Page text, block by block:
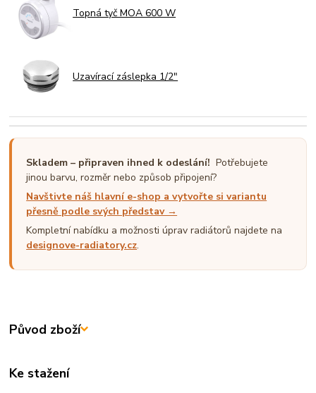
Topná tyč MOA 600 W
Uzavírací záslepka 1/2"
Skladem – připraven ihned k odeslání! Potřebujete
jinou barvu, rozměr nebo způsob připojení?
Navštivte náš hlavní e-shop a vytvořte si variantu
přesně podle svých představ →
Kompletní nabídku a možnosti úprav radiátorů najdete na
designove-radiatory.cz.
Původ zboží
Ke stažení